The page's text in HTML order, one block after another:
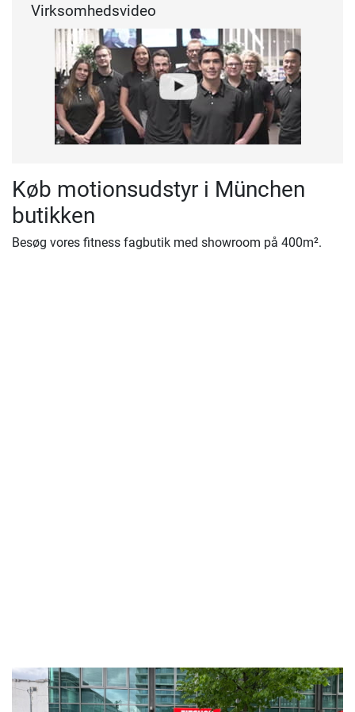
Virksomhedsvideo
Køb motionsudstyr i München
butikken
Besøg vores fitness fagbutik med showroom på 400m².